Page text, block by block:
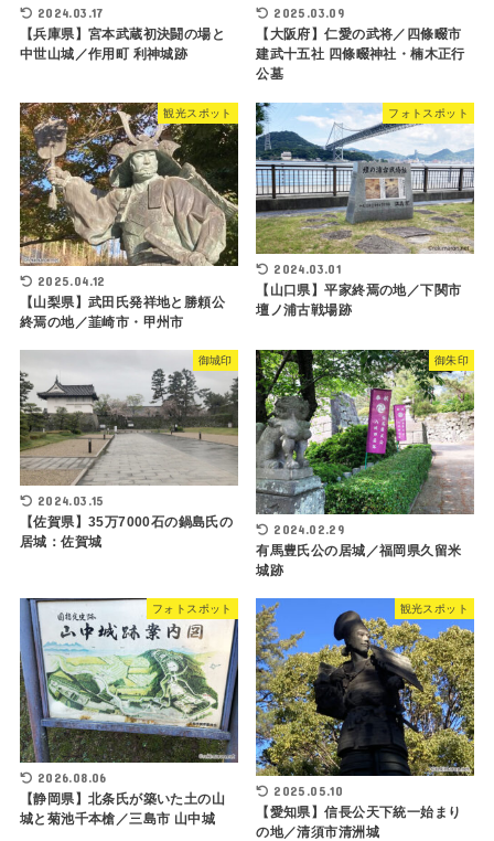
2024.03.17
【兵庫県】宮本武蔵初決闘の場と
中世山城／作用町 利神城跡
2025.03.09
【大阪府】仁愛の武将／四條畷市
建武十五社 四條畷神社・楠木正行
公墓
観光スポット
2025.04.12
【山梨県】武田氏発祥地と勝頼公
終焉の地／韮崎市・甲州市
フォトスポット
2024.03.01
【山口県】平家終焉の地／下関市
壇ノ浦古戦場跡
御城印
2024.03.15
【佐賀県】35万7000石の鍋島氏の
居城：佐賀城
御朱印
2024.02.29
有馬豊氏公の居城／福岡県久留米
城跡
フォトスポット
2026.08.06
【静岡県】北条氏が築いた土の山
城と菊池千本槍／三島市 山中城
観光スポット
2025.05.10
【愛知県】信長公天下統一始まり
の地／清須市清洲城